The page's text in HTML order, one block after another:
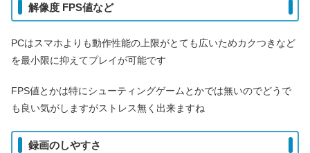
解像度 FPS値など
PCはスマホよりも動作性能の上限がとても広いためカクつきなど
を最小限に抑えてプレイが可能です
FPS値とかは特にシューティングゲームとかでは無いのでどうで
も良い気がしますがストレス無く出来ますね
録画のしやすさ